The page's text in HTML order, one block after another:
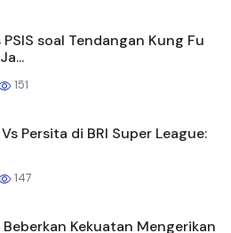
PSIS soal Tendangan Kung Fu
151
Persita di BRI Super League:
147
Kekuatan Mengerikan